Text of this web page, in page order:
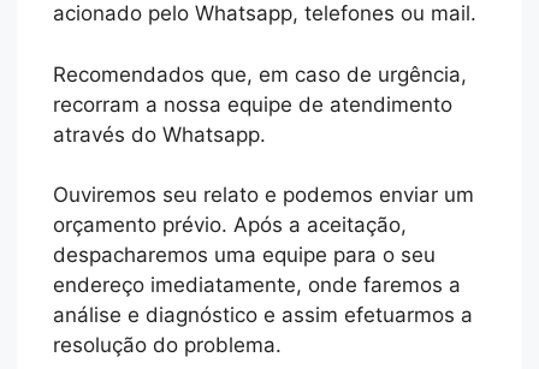
acionado pelo Whatsapp, telefones ou mail.
Recomendados que, em caso de urgência,
recorram a nossa equipe de atendimento
através do Whatsapp.
Ouviremos seu relato e podemos enviar um
orçamento prévio. Após a aceitação,
despacharemos uma equipe para o seu
endereço imediatamente, onde faremos a
análise e diagnóstico e assim efetuarmos a
resolução do problema.